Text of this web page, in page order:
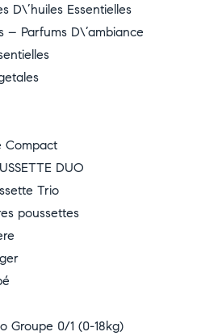
D\’huiles Essentielles
– Parfums D\’ambiance
Compact
DUO
Trio
poussettes
Groupe 0/1 (0-18kg)